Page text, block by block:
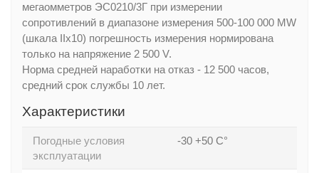
мегаомметров ЭС0210/3Г при измерении
сопротивлений в диапазоне измерения 500-100 000 МW
(шкала IIх10) погрешность измерения нормирована
только на напряжение 2 500 V.
Норма средней наработки на отказ - 12 500 часов,
средний срок службы 10 лет.
Характеристики
Погодные условия
эксплуатации
-30 +50 С°